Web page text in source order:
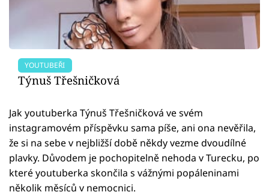
YOUTUBEŘI
Týnuš Třešničková
Jak youtuberka Týnuš Třešničková ve svém
instagramovém příspěvku sama píše, ani ona nevěřila,
že si na sebe v nejbližší době někdy vezme dvoudílné
plavky. Důvodem je pochopitelně nehoda v Turecku, po
které youtuberka skončila s vážnými popáleninami
několik měsíců v nemocnici.